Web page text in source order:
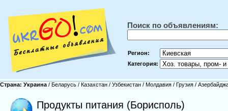
Поиск по объявлениям:
Регион:
Категория:
Страна: Украина / Беларусь / Казахстан / Узбекистан / Молдавия / Грузия /
Продукты питания (Борисполь)